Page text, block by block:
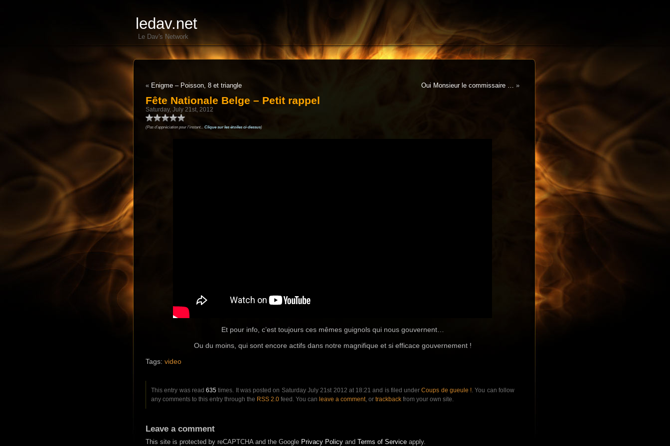
ledav.net
Le Dav's Network
« Enigme – Poisson, 8 et triangle Oui Monsieur le commissaire … »
Fête Nationale Belge – Petit rappel
Saturday, July 21st, 2012
(Pas d'appréciation pour l'instant... Clique sur les étoiles ci-dessus)
Et pour info, c’est toujours ces mêmes guignols qui nous gouvernent…
Ou du moins, qui sont encore actifs dans notre magnifique et si efficace gouvernement !
Tags: video
This entry was read635 times. It was posted on Saturday July 21st 2012 at 18:21 and is filed underCoups de gueule ! . You can follow
any comments to this entry through the RSS 2.0 feed. You can leave a comment , or trackback from your own site.
Leave a comment
This site is protected by reCAPTCHA and the Google Privacy Policy and Terms of Service apply.